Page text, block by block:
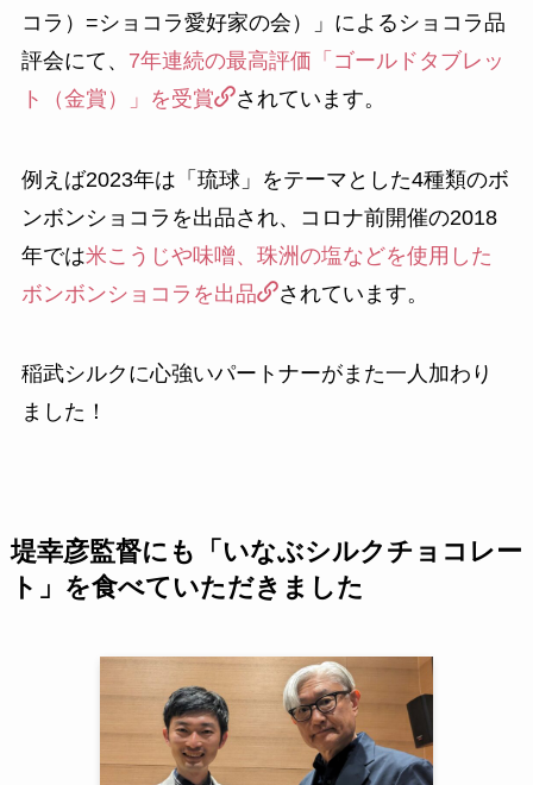
コラ）=ショコラ愛好家の会）」によるショコラ品
評会にて、 7年連続の最高評価「ゴールドタブレッ
ト（金賞）」を受賞
されています。
例えば2023年は「琉球」をテーマとした4種類のボ
ンボンショコラを出品され、コロナ前開催の2018
年では米こうじや味噌、珠洲の塩などを使用した
ボンボンショコラを出品
されています。
稲武シルクに心強いパートナーがまた一人加わり
ました！
堤幸彦監督にも「いなぶシルクチョコレー
ト」を食べていただきました